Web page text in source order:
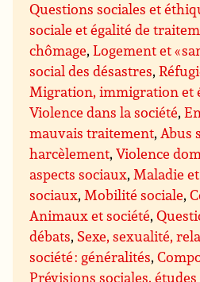
Questions sociales et
sociale et égalité de
chômage,Logement et «
social des désastres,
Migration, immigration et
Violence dans la société,
mauvais traitement,Abus
harcèlement,Violence
aspects sociaux,Maladie
sociaux,Mobilité sociale,
Animaux et société,
débats, Sexe, sexualité,
société : généralités,
Prévisions sociales,